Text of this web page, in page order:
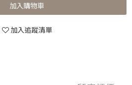
加入購物車
加入追蹤清單